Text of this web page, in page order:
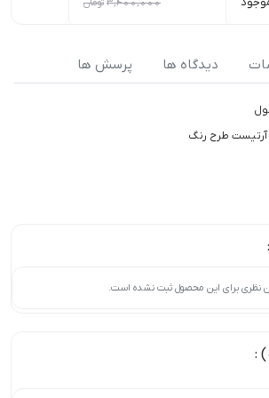
دیدگاه ها پرسش ها
نظری برای این محصول ثبت نشده است.